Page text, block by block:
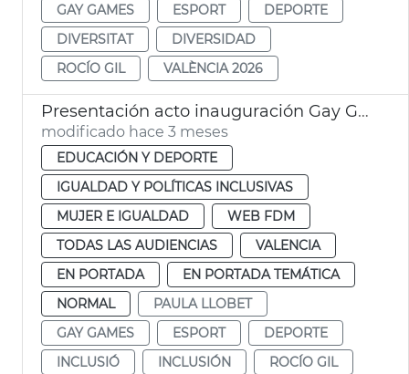
GAY GAMES
ESPORT
DEPORTE
DIVERSITAT
DIVERSIDAD
ROCÍO GIL
VALÈNCIA 2026
Presentación acto inauguración Gay Games València 2026
modificado hace 3 meses
EDUCACIÓN Y DEPORTE
IGUALDAD Y POLÍTICAS INCLUSIVAS
MUJER E IGUALDAD
WEB FDM
TODAS LAS AUDIENCIAS
VALENCIA
EN PORTADA
EN PORTADA TEMÁTICA
NORMAL
PAULA LLOBET
GAY GAMES
ESPORT
DEPORTE
INCLUSIÓ
INCLUSIÓN ROCÍO GIL